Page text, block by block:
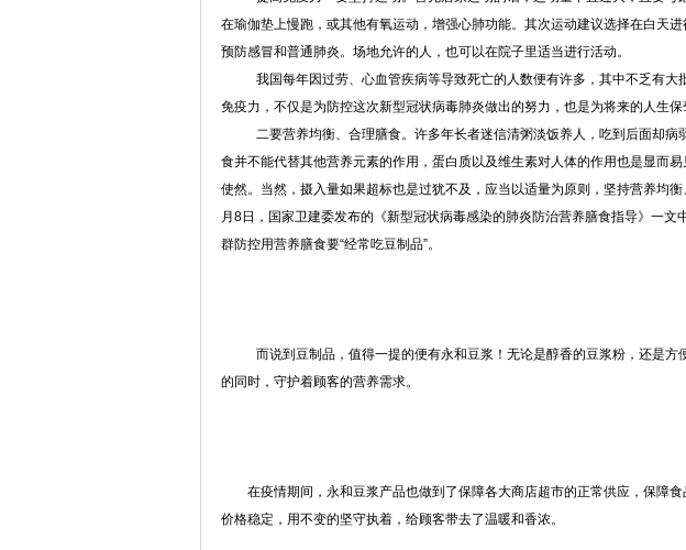
在瑜伽垫上慢跑，或其他有氧运动，增强心肺功能。其次运动建议选择在白天
预防感冒和普通肺炎。场地允许的人，也可以在院子里适当进行活动。
我国每年因过劳、心血管疾病等导致死亡的人数便有许多，其中不乏有
免疫力，不仅是为防控这次新型冠状病毒肺炎做出的努力，也是为将来的人生保
二要营养均衡、合理膳食。许多年长者迷信清粥淡饭养人，吃到后面却
食并不能代替其他营养元素的作用，蛋白质以及维生素对人体的作用也是显而
使然。当然，摄入量如果超标也是过犹不及，应当以适量为原则，坚持营养均
月8日，国家卫建委发布的《新型冠状病毒感染的肺炎防治营养膳食指导》一文
群防控用营养膳食要“经常吃豆制品”。
而说到豆制品，值得一提的便有永和豆浆！无论是醇香的豆浆粉，还是
的同时，守护着顾客的营养需求。
在疫情期间，永和豆浆产品也做到了保障各大商店超市的正常供应，保障
价格稳定，用不变的坚守执着，给顾客带去了温暖和香浓。